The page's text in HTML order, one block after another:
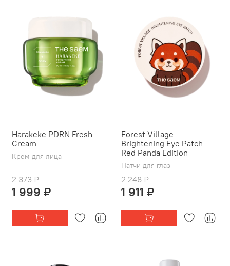
Harakeke PDRN Fresh
Cream
Крем для лица
2 373 ₽
1 999 ₽
Forest Village
Brightening Eye Patch
Red Panda Edition
Патчи для глаз
2 248 ₽
1 911 ₽